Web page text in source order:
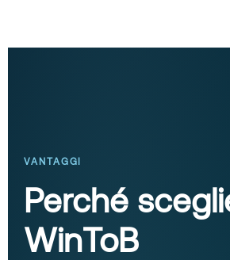
VANTAGGI
Perché
WinToB